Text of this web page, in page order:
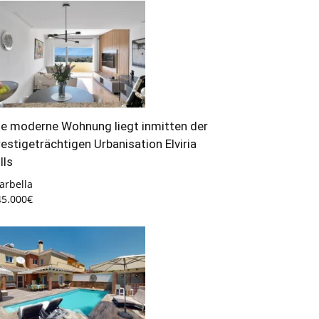
moderne Wohnung liegt inmitten der
Urbanisation Elviria